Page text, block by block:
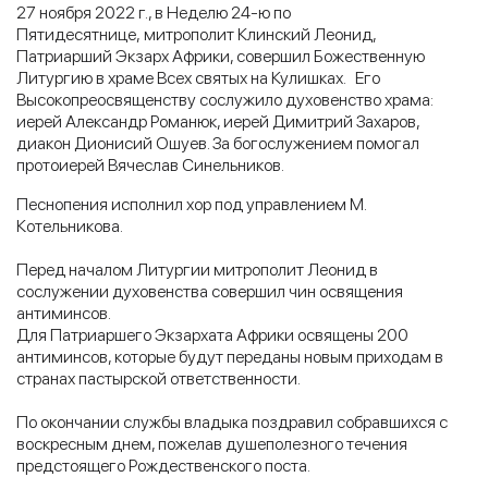
27 ноября 2022 г., в Неделю 24-ю по
Пятидесятнице, митрополит Клинский Леонид,
Патриарший Экзарх Африки, совершил Божественную
Литургию в храме Всех святых на Кулишках. Его
Высокопреосвященству сослужило духовенство храма:
иерей Александр Романюк, иерей Димитрий Захаров,
диакон Дионисий Ошуев. За богослужением помогал
протоиерей Вячеслав Синельников.
Песнопения исполнил хор под управлением М.
Котельникова.
Перед началом Литургии митрополит Леонид в
сослужении духовенства совершил чин освящения
антиминсов.
Для Патриаршего Экзархата Африки освящены 200
антиминсов, которые будут переданы новым приходам в
странах пастырской ответственности.
По окончании службы владыка поздравил собравшихся с
воскресным днем, пожелав душеполезного течения
предстоящего Рождественского поста.